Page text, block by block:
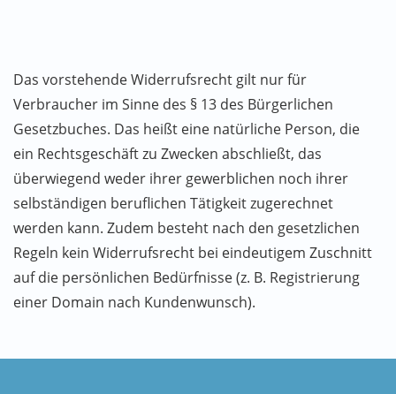
Das vorstehende Widerrufsrecht gilt nur für
Verbraucher im Sinne des § 13 des Bürgerlichen
Gesetzbuches. Das heißt eine natürliche Person, die
ein Rechtsgeschäft zu Zwecken abschließt, das
überwiegend weder ihrer gewerblichen noch ihrer
selbständigen beruflichen Tätigkeit zugerechnet
werden kann. Zudem besteht nach den gesetzlichen
Regeln kein Widerrufsrecht bei eindeutigem Zuschnitt
auf die persönlichen Bedürfnisse (z. B. Registrierung
einer Domain nach Kundenwunsch).